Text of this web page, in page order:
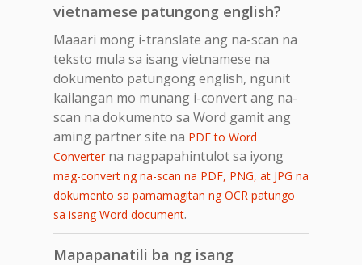
vietnamese patungong english?
Maaari mong i-translate ang na-scan na
teksto mula sa isang vietnamese na
dokumento patungong english, ngunit
kailangan mo munang i-convert ang na-
scan na dokumento sa Word gamit ang
aming partner site na PDF to Word
Converterna nagpapahintulot sa iyong
mag-convert ng na-scan na PDF, PNG, at JPG na
dokumento sa pamamagitan ng OCR patungo
sa isang Word document.
Mapapanatili ba ng isang